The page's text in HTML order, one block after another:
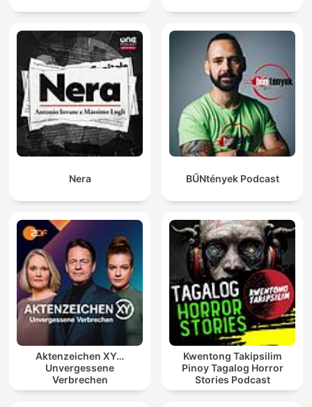
Nera BŰNtények Podcast
Aktenzeichen XY…
Unvergessene
Verbrechen
Kwentong Takipsilim
Pinoy Tagalog Horror
Stories Podcast